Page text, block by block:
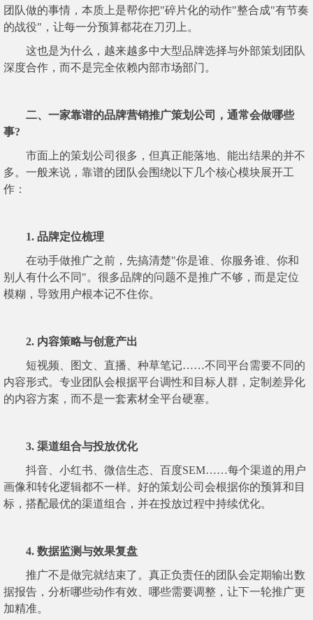
团队做的事情，本质上是帮你把"碎片化的动作"整合成"有节奏
的战役"，让每一分预算都花在刀刃上。
这也是为什么，越来越多中大型品牌选择与外部策划团队
深度合作，而不是完全依赖内部市场部门。
二、一家靠谱的品牌营销推广策划公司，通常会做哪些
事?
市面上的策划公司很多，但真正能落地、能出结果的并不
多。一般来说，靠谱的团队会围绕以下几个核心模块展开工
作：
1. 品牌定位梳理
在动手做推广之前，先搞清楚"你是谁、你服务谁、你和
别人有什么不同"。很多品牌的问题不是推广不够，而是定位
模糊，导致用户根本记不住你。
2. 内容策略与创意产出
短视频、图文、直播、种草笔记……不同平台需要不同的
内容形式。专业团队会根据平台调性和目标人群，定制差异化
的内容方案，而不是一套素材全平台硬塞。
3. 渠道组合与投放优化
抖音、小红书、微信生态、百度SEM……每个渠道的用户
画像和转化逻辑都不一样。好的策划公司会根据你的预算和目
标，搭配最优的渠道组合，并在投放过程中持续优化。
4. 数据监测与效果复盘
推广不是做完就结束了。真正负责任的团队会定期输出数
据报告，分析哪些动作有效、哪些需要调整，让下一轮推广更
加精准。